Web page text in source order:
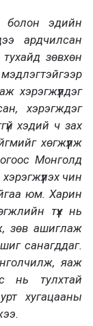
болон эдийн
ардчилсан
зөвхөн
хэрэгжүүлдэг
хэрэгждэг
хэдий ч зах
хөгжүүлж
Монголд
чин
юм. Харин
түүх нь
зөв ашиглаж
санагддаг.
яаж
нь тулхтай
хугацааны